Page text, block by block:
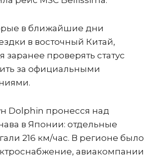
в ближайшие дни
в восточный Китай,
заранее проверять статус
за официальными
Dolphin пронесся над
в Японии: отдельные
216 км/час. В регионе было
авиакомпании